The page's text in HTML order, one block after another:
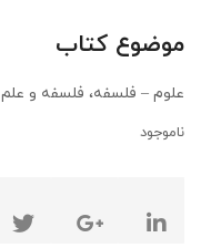
موضوع کتاب
علوم – فلسفه، فلسفه و علم
ناموجود